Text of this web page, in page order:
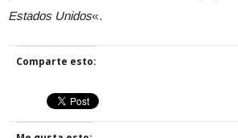
Estados Unidos«.
Comparte esto: